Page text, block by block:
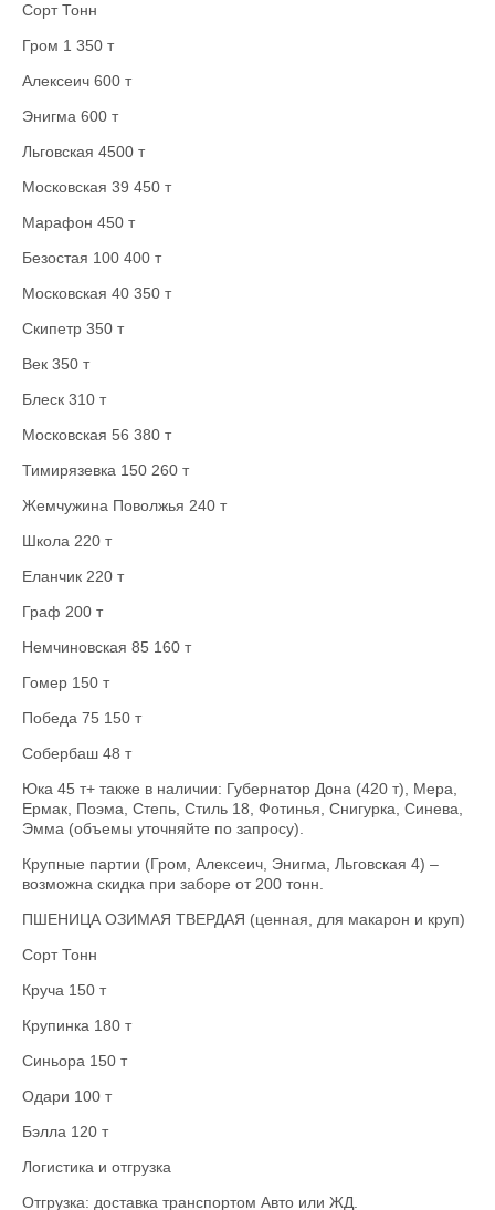
Сорт Тонн
Гром 1 350 т
Алексеич 600 т
Энигма 600 т
Льговская 4500 т
Московская 39 450 т
Марафон 450 т
Безостая 100 400 т
Московская 40 350 т
Скипетр 350 т
Век 350 т
Блеск 310 т
Московская 56 380 т
Тимирязевка 150 260 т
Жемчужина Поволжья 240 т
Школа 220 т
Еланчик 220 т
Граф 200 т
Немчиновская 85 160 т
Гомер 150 т
Победа 75 150 т
Собербаш 48 т
Юка 45 т+ также в наличии: Губернатор Дона (420 т), Мера,
Ермак, Поэма, Степь, Стиль 18, Фотинья, Снигурка, Синева,
Эмма (объемы уточняйте по запросу).
Крупные партии (Гром, Алексеич, Энигма, Льговская 4) –
возможна скидка при заборе от 200 тонн.
ПШЕНИЦА ОЗИМАЯ ТВЕРДАЯ (ценная, для макарон и круп)
Сорт Тонн
Круча 150 т
Крупинка 180 т
Синьора 150 т
Одари 100 т
Бэлла 120 т
Логистика и отгрузка
Отгрузка: доставка транспортом Авто или ЖД.